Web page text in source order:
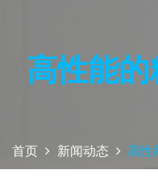
高性能
首页 新闻动态 高性